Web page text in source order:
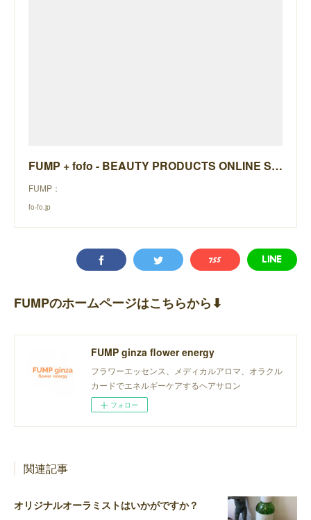
FUMP + fofo - BEAUTY PRODUCTS ONLINE STORE -
FUMP：
fo-fo.jp
FUMPのホームページはこちらから⬇︎
FUMP ginza flower energy
フラワーエッセンス、メディカルアロマ、オラクル
カードでエネルギーケアするヘアサロン
フォロー
関連記事
オリジナルオーラミストはいかがですか？